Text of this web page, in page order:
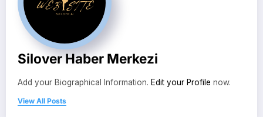
Silover Haber Merkezi
Add your Biographical Information. Edit your Profile now.
View All Posts